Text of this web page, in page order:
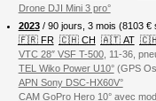
Drone DJI Mini 3 pro°
2023/ 90 jours, 3 mois (8103 €
🇫🇷 FR 🇨🇭 CH 🇦🇹 AT 🇨🇭
VTC 28″ VSF T-500, 11-36,
TEL Wiko Power U10°(GPS
APN Sony DSC-HX60V°
CAM GoPro Hero 10°avec